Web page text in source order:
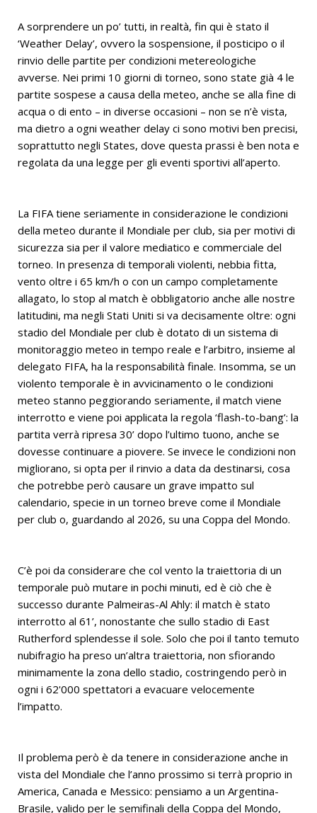
A sorprendere un po’ tutti, in realtà, fin qui è stato il
‘Weather Delay’, ovvero la sospensione, il posticipo o il
rinvio delle partite per condizioni metereologiche
avverse. Nei primi 10 giorni di torneo, sono state già 4 le
partite sospese a causa della meteo, anche se alla fine di
acqua o di ento – in diverse occasioni – non se n’è vista,
ma dietro a ogni weather delay ci sono motivi ben precisi,
soprattutto negli States, dove questa prassi è ben nota e
regolata da una legge per gli eventi sportivi all’aperto.
La FIFA tiene seriamente in considerazione le condizioni
della meteo durante il Mondiale per club, sia per motivi di
sicurezza sia per il valore mediatico e commerciale del
torneo. In presenza di temporali violenti, nebbia fitta,
vento oltre i 65 km/h o con un campo completamente
allagato, lo stop al match è obbligatorio anche alle nostre
latitudini, ma negli Stati Uniti si va decisamente oltre: ogni
stadio del Mondiale per club è dotato di un sistema di
monitoraggio meteo in tempo reale e l’arbitro, insieme al
delegato FIFA, ha la responsabilità finale. Insomma, se un
violento temporale è in avvicinamento o le condizioni
meteo stanno peggiorando seriamente, il match viene
interrotto e viene poi applicata la regola ‘flash-to-bang’: la
partita verrà ripresa 30’ dopo l’ultimo tuono, anche se
dovesse continuare a piovere. Se invece le condizioni non
migliorano, si opta per il rinvio a data da destinarsi, cosa
che potrebbe però causare un grave impatto sul
calendario, specie in un torneo breve come il Mondiale
per club o, guardando al 2026, su una Coppa del Mondo.
C’è poi da considerare che col vento la traiettoria di un
temporale può mutare in pochi minuti, ed è ciò che è
successo durante Palmeiras-Al Ahly: il match è stato
interrotto al 61’, nonostante che sullo stadio di East
Rutherford splendesse il sole. Solo che poi il tanto temuto
nubifragio ha preso un’altra traiettoria, non sfiorando
minimamente la zona dello stadio, costringendo però in
ogni i 62'000 spettatori a evacuare velocemente
l’impatto.
Il problema però è da tenere in considerazione anche in
vista del Mondiale che l’anno prossimo si terrà proprio in
America, Canada e Messico: pensiamo a un Argentina-
Brasile, valido per le semifinali della Coppa del Mondo,